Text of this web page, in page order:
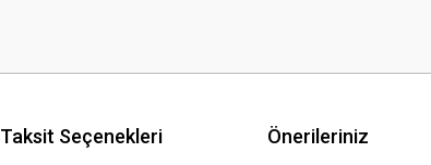
Taksit Seçenekleri Önerileriniz